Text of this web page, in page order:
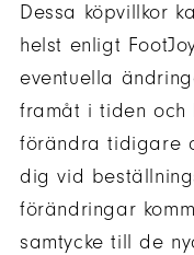
Dessa köpvillkor
helst enligt
eventuella
framåt i tiden
förändra tidigare
dig vid
förändringar
samtycke till de